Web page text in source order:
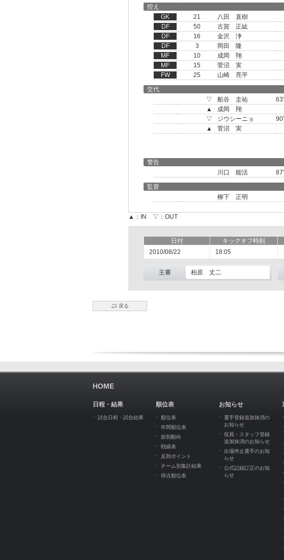
控え
GK
21
八田 直樹
DF
50
古賀 正紘
DF
16
金沢 浄
DF
3
岡田 隆
MF
10
成岡 翔
MF
15
菅沼 実
FW
25 山崎 亮平
交代
▽
船谷 圭祐
63'
▲
成岡 翔
▽
ジウシーニョ
▲
菅沼 実
警告
川口 能活
87'
監督
柳下 正明
▲：IN ▽：OUT
日付 キックオフ時刻
2010/08/22
18:05
主審 柏原 丈二
戻る
HOME
日程・結果
試合日程・試合結果
順位表
順位表
年間順位表
節別動向
戦績表
反則ポイント
チーム別集計結果
得点順位表
お知らせ
選手登録追加抹消の
お知らせ
役員・スタッフ登録
追加抹消のお知らせ
出場停止選手のお知
らせ
公式記録訂正のお知
らせ